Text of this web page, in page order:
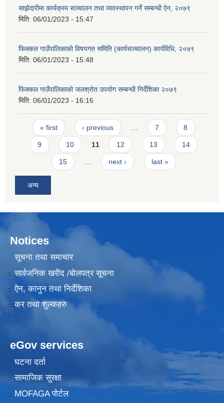
साझेदारीमा कार्यक्रम सञ्चालन तथा व्यवस्थापन गर्ने सम्बन्धी ऐन, २०७९
मिति: 06/01/2023 - 15:47
फिक्कल गाउँपालिकाको विषयगत समिति (कार्यसञ्चालन) कार्यविधि, २०७९
मिति: 06/01/2023 - 15:48
फिक्कल गाउँपालिकाको जलश्रोत उपयोग सम्बन्धी निर्देशिका २०७९
मिति: 06/01/2023 - 16:16
Pages
« first ‹ previous … 7 8
9 10 11 12 13 14
15 … next › last »
अन्य
Notices
सूचना तथा समाचार
सार्वजनिक खरीद /बोलपत्र सूचना
ऐन, कानुन तथा निर्देशिका
कर तथा शुल्कहरु
eGov services
घटना दर्ता
सामाजिक सुरक्षा
MOFAGA पोर्टल